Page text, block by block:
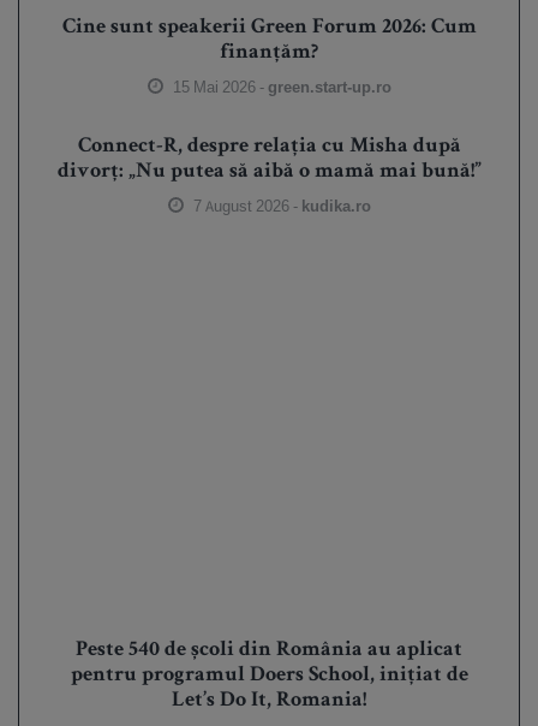
Cine sunt speakerii Green Forum 2026: Cum
finanțăm?
15 Mai 2026 - green.start-up.ro
Connect-R, despre relația cu Misha după
divorț: „Nu putea să aibă o mamă mai bună!”
7 August 2026 - kudika.ro
Peste 540 de școli din România au aplicat
pentru programul Doers School, inițiat de
Let’s Do It, Romania!